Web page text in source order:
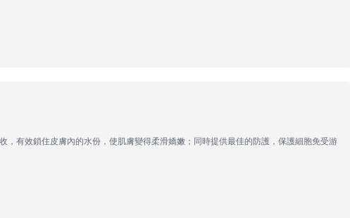
有效鎖住皮膚內的水份，使肌膚變得柔滑嬌嫩；同時提供最佳的防護，保護細胞免受游